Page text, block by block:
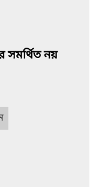
সমর্থিত নয়